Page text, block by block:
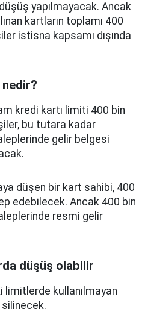
yapılmayacak. Ancak
kartların toplamı 400
istisna kapsamı dışında
kredi kartı limiti 400 bin
bu tutara kadar
gelir belgesi
düşen bir kart sahibi, 400
edebilecek. Ancak 400 bin
resmi gelir
düşüş olabilir
limitlerde kullanılmayan
silinecek.